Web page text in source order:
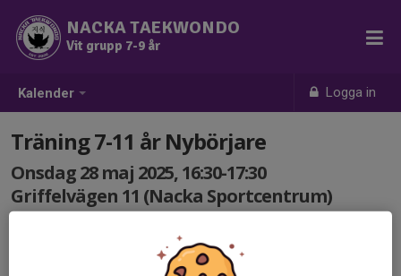
Kalender Logga in
NACKA TAEKWONDO
Vit grupp 7-9 år
Träning 7-11 år Nybörjare
Onsdag 28 maj 2025, 16:30-17:30
Griffelvägen 11 (Nacka Sportcentrum)